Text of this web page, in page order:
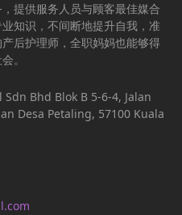
提供服务人员与顾客最佳媒合
知识，不间断地提升自我，准
后护理师，全职妈妈也能够得
。
Bhd Blok B 5-6-4, Jalan
Desa Petaling, 57100 Kuala